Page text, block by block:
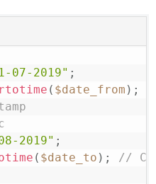
07-2019" ;
( $date_from ) ;
2019" ;
( $date_to ) ;
//